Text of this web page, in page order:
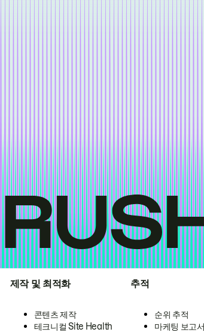
제작 및 최적화
콘텐츠 제작
테크니컬 Site Health
추적
순위 추적
마케팅 보고